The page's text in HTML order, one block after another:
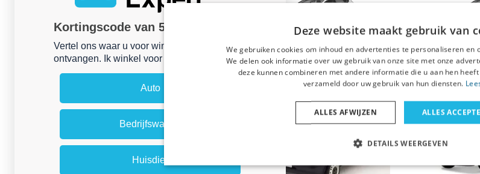
Leon (KL) | 2020-heden Leon
Deze website maakt gebruik van
We gebruiken cookies om inhoud en advertenties te personaliseren en
We delen ook informatie over uw gebruik van onze site met onze
deze kunnen combineren met andere informatie die u aan hen
verzameld door uw gebruik van hun diensten.
ALLES
ALLES AFWIJZEN
DETAILS WEERGEVEN
Kortingscode van 5% ontvangen?
Vertel ons waar u voor winkelt om uw korting te
ontvangen. Ik winkel voor mijn:
Auto
Bedrijfswagen
Huisdier